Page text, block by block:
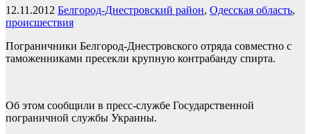
12.11.2012 Белгород-Днестровский район, Одесская область,
происшествия
Пограничники Белгород-Днестровского отряда совместно с
таможенниками пресекли крупную контрабанду спирта.
Об этом сообщили в пресс-службе Государственной
пограничной службы Украины.